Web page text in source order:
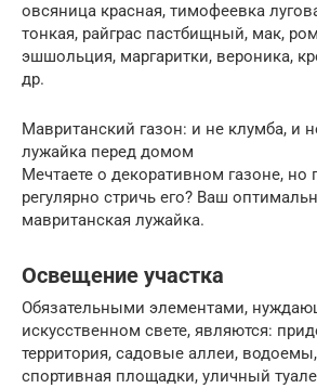
овсяница красная, тимофеевка
тонкая, райграс пастбищный, мак,
эшшольция, маргаритки, вероника,
др.
Мавританский газон: и не клумба, и
лужайка перед домом
Мечтаете о декоративном газоне, но
регулярно стричь его? Ваш
мавританская лужайка.
Освещение участка
Обязательными элементами,
искусственном свете, являются:
территория, садовые аллеи, водоемы,
спортивная площадки, уличный